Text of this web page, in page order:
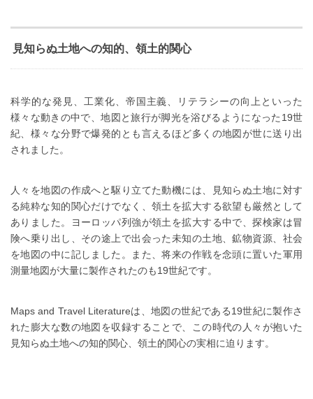
見知らぬ土地への知的、領土的関心
科学的な発見、工業化、帝国主義、リテラシーの向上といった
様々な動きの中で、地図と旅行が脚光を浴びるようになった19世
紀、様々な分野で爆発的とも言えるほど多くの地図が世に送り出
されました。
人々を地図の作成へと駆り立てた動機には、見知らぬ土地に対す
る純粋な知的関心だけでなく、領土を拡大する欲望も厳然として
ありました。ヨーロッパ列強が領土を拡大する中で、探検家は冒
険へ乗り出し、その途上で出会った未知の土地、鉱物資源、社会
を地図の中に記しました。また、将来の作戦を念頭に置いた軍用
測量地図が大量に製作されたのも19世紀です。
Maps and Travel Literatureは、地図の世紀である19世紀に製作さ
れた膨大な数の地図を収録することで、この時代の人々が抱いた
見知らぬ土地への知的関心、領土的関心の実相に迫ります。